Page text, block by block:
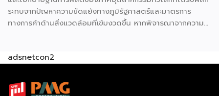
ระทบจากปัญหาความขัดแย้งทางภูมิรัฐศาสตร์และมาตรการ
ทางการค้าด้านสิ่งแวดล้อมที่เข้มงวดขึ้น หากพิจารณาจากความ
ต่างชาติเข้ามาสร้างฐานอุตสาหกรรมใหม่ เพื่อขับเคลื่อนการ
เรื่องง่าย ไทยต้องแข่งขันกับอีกหลายประเทศที่ต้องการดึงดูด
เม็ดเงินลงทุนเพื่อสร้างฐานอุตสาหกรรมในประเทศของตัวเองเช่น
adsnetcon2